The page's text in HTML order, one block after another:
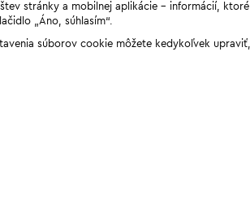
stránky a mobilnej aplikácie - informácií, ktoré
„Áno, súhlasím“.
súborov cookie môžete kedykoľvek upraviť,